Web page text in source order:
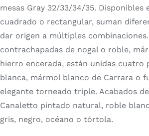
mesas Gray 32/33/34/35.
cuadrado o rectangular, suman
dar origen a múltiples
contrachapadas de nogal o roble,
hierro encerada, están unidas cuatro
blanca, mármol blanco de Carrara o
elegante torneado triple. Acabados
Canaletto pintado natural, roble
gris, negro, océano o tórtola.